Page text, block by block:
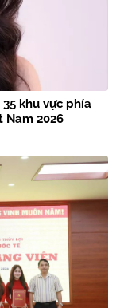
khu vực phía
Nam 2026